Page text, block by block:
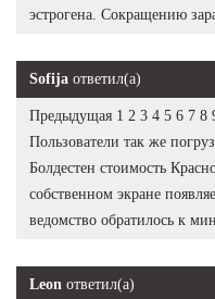
эстрогена. Сокращению
Sofija ответил(а)
Предыдущая 1 2 3 4 5 6 7 8
Пользователи так же
Болдестен стоимость
собственном экране
ведомство обратилось к
Leon ответил(а)